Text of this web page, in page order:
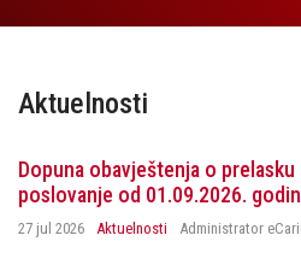
Aktuelnosti
Dopuna obavještenja o
poslovanje od 01.09.2026.
27 jul 2026 Aktuelnosti Administrator